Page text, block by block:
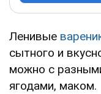
Ленивые
сытного и
можно с
ягодами, маком.